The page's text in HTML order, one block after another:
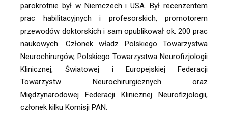
parokrotnie był w Niemczech i USA. Był recenzentem
prac habilitacyjnych i profesorskich, promotorem
przewodów doktorskich i sam opublikował ok. 200 prac
naukowych. Członek władz Polskiego Towarzystwa
Neurochirurgów, Polskiego Towarzystwa Neurofizjologii
Klinicznej, Światowej i Europejskiej Federacji
Towarzystw Neurochirurgicznych oraz
Międzynarodowej Federacji Klinicznej Neurofizjologii,
członek kilku Komisji PAN.